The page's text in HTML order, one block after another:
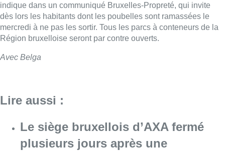
plusieurs jours après une
contamination de l’eau au
propylène glycol